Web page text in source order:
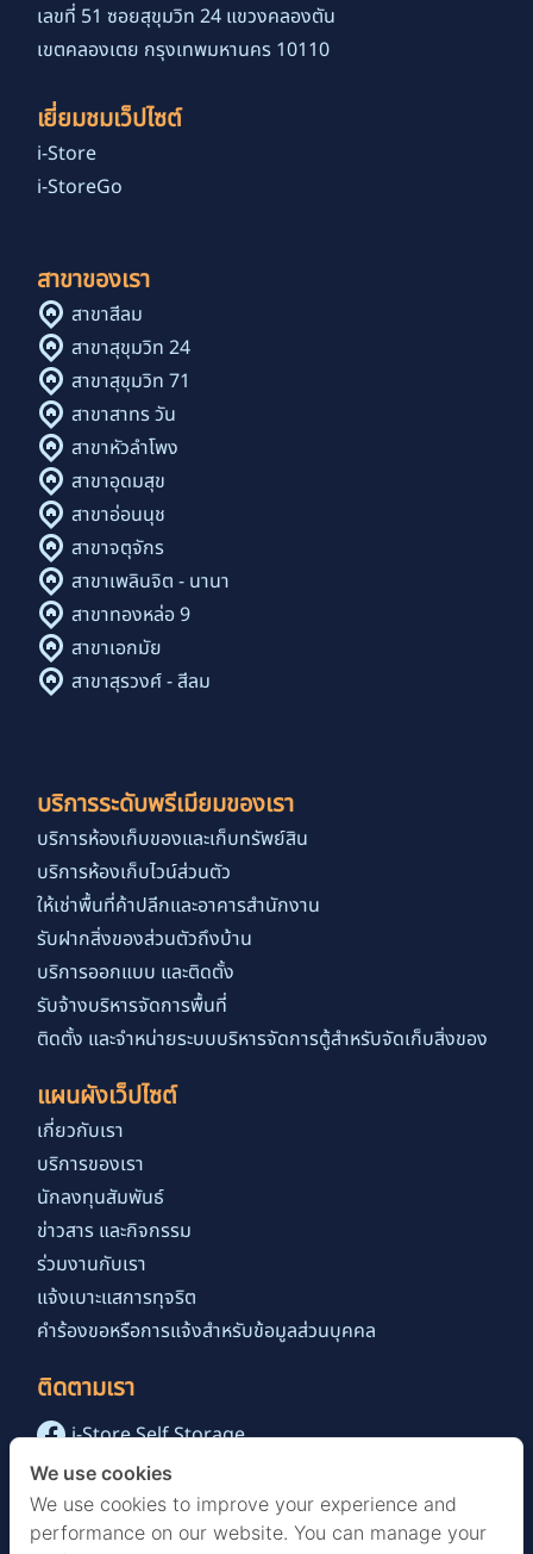
เลขที่ 51 ซอยสุขุมวิท 24 แขวงคลองตัน
เขตคลองเตย กรุงเทพมหานคร 10110
เยี่ยมชมเว็ปไซต์
i-Store
i-StoreGo
สาขาของเรา
สาขาสีลม
สาขาสุขุมวิท 24
สาขาสุขุมวิท 71
สาขาสาทร วัน
สาขาหัวลำโพง
สาขาอุดมสุข
สาขาอ่อนนุช
สาขาจตุจักร
สาขาเพลินจิต - นานา
สาขาทองหล่อ 9
สาขาเอกมัย
สาขาสุรวงศ์ - สีลม
บริการระดับพรีเมียมของเรา
บริการห้องเก็บของและเก็บทรัพย์สิน
บริการห้องเก็บไวน์ส่วนตัว
ให้เช่าพื้นที่ค้าปลีกและอาคารสำนักงาน
รับฝากสิ่งของส่วนตัวถึงบ้าน
บริการออกแบบ และติดตั้ง
รับจ้างบริหารจัดการพื้นที่
ติดตั้ง และจำหน่ายระบบบริหารจัดการตู้สำหรับจัดเก็บสิ่งของ
แผนผังเว็ปไซต์
เกี่ยวกับเรา
บริการของเรา
นักลงทุนสัมพันธ์
ข่าวสาร และกิจกรรม
ร่วมงานกับเรา
แจ้งเบาะแสการทุจริต
คำร้องขอหรือการแจ้งสำหรับข้อมูลส่วนบุคคล
ติดตามเรา
i-Store Self Storage
@istoreselfstorage.th
i-Store Self Storage Channel
We use cookies
We use cookies to improve your experience and
performance on our website. You can manage your